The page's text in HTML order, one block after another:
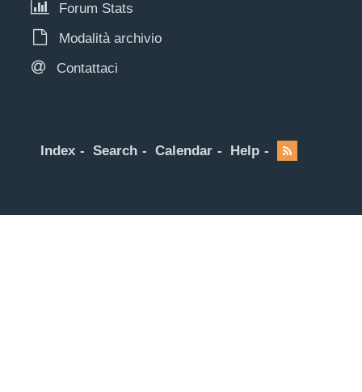
Forum Stats
Modalità archivio
Contattaci
Index Search Calendar Help